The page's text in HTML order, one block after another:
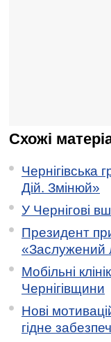
Схожі
Чернігівська
Дій. Змінюй»
У Чернігові
Президент
«Заслужений
Мобільні
Чернігівщини
Нові
гідне